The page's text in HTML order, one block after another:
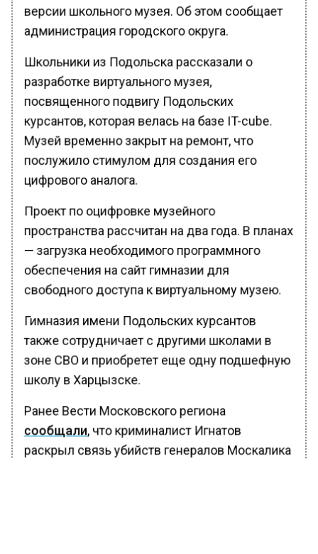
версии школьного музея. Об этом сообщает
администрация городского округа.
Школьники из Подольска рассказали о
разработке виртуального музея,
посвященного подвигу Подольских
курсантов, которая велась на базе IT-cube.
Музей временно закрыт на ремонт, что
послужило стимулом для создания его
цифрового аналога.
Проект по оцифровке музейного
пространства рассчитан на два года. В планах
— загрузка необходимого программного
обеспечения на сайт гимназии для
свободного доступа к виртуальному музею.
Гимназия имени Подольских курсантов
также сотрудничает с другими школами в
зоне СВО и приобретет еще одну подшефную
школу в Харцызске.
Ранее Вести Московского региона
сообщали, что криминалист Игнатов
раскрыл связь убийств генералов Москалика